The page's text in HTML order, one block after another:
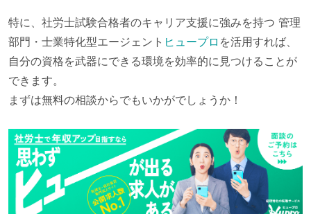
特に、社労士試験合格者のキャリア支援に強みを持つ 管理
部門・士業特化型エージェント ヒュープロ を活用すれば、
自分の資格を武器にできる環境を効率的に見つけることが
できます。
まずは無料の相談からでもいかがでしょうか！